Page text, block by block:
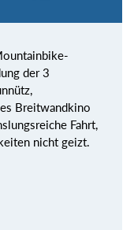
der 3
Breitwandkino
Fahrt,
nicht geizt.